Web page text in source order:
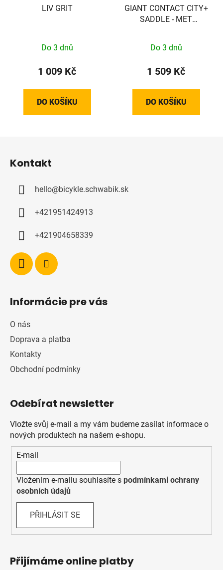
LIV GRIT
Do 3 dnů
1 009 Kč
DO KOŠÍKU
GIANT CONTACT CITY+
SADDLE - MET
Do 3 dnů
1 509 Kč
DO KOŠÍKU
Kontakt
hello@bicykle.schwabik.sk
+421951424913
+421904658339
Informácie pre vás
O nás
Doprava a platba
Kontakty
Obchodní podmínky
Odebírat newsletter
Vložte svůj e-mail a my vám budeme zasílat informace o
nových produktech na našem e-shopu.
E-mail
Vložením e-mailu souhlasíte s podmínkami ochrany
osobních údajů
PŘIHLÁSIT SE
Přijímáme online platby